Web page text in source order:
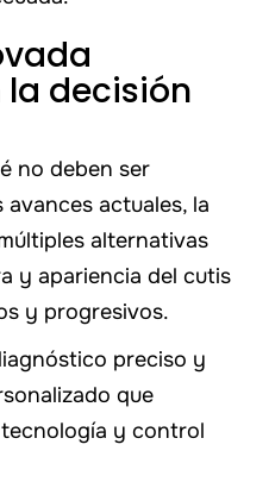
decisión
no deben ser
actuales, la
alternativas
y apariencia del cutis
y progresivos.
preciso y
que
y control